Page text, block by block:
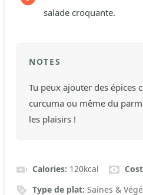
salade croquante.
NOTES
Tu peux ajouter des épices
curcuma ou même du
les plaisirs !
Calories: 120kcal
Type de plat:Saines & Végé